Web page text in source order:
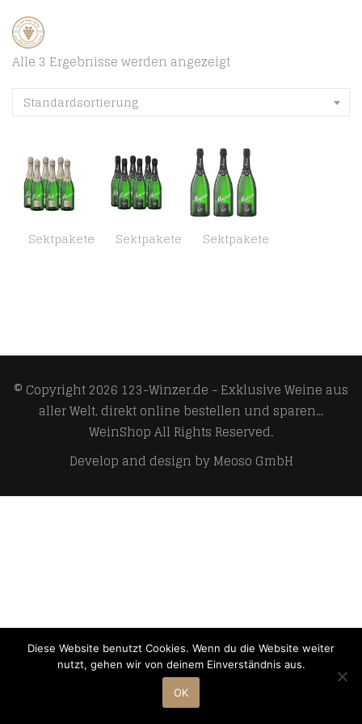
Alle 3 Ergebnisse werden angezeigt
Standardsortierung
Sektpakete Sektpakete Sektpakete
© Copyright 2026 123-Winzer.de - Exklusive Weine aus
aller Welt, direkt online bestellen und sparen...
WeinShopAll Rights Reserved.
Develop and design byMeoso GmbH
Diese Website benutzt Cookies. Wenn du die Website weiter
nutzt, gehen wir von deinem Einverständnis aus.
OK